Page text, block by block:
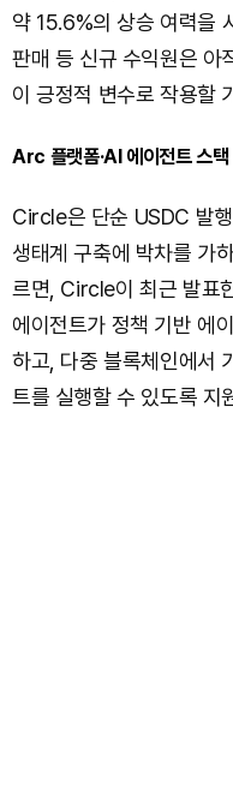
약 15.6%의 상승 여력을
판매 등 신규 수익원은 아
이 긍정적 변수로 작용할
Arc 플랫폼·AI 에이전트 스
Circle은 단순 USDC 발
생태계 구축에 박차를 가
르면, Circle이 최근 발
에이전트가 정책 기반 에
하고, 다중 블록체인에서
트를 실행할 수 있도록 지